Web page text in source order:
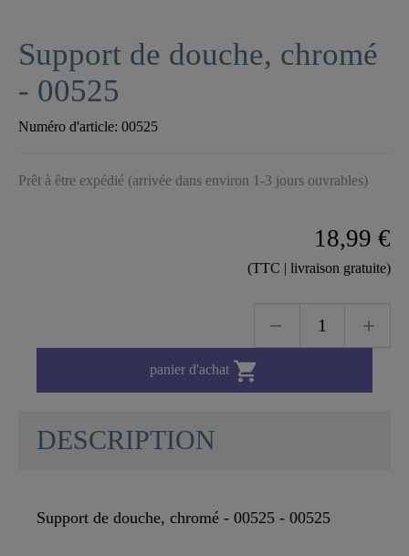
Support de douche, chromé
- 00525
Numéro d'article: 00525
Prêt à être expédié (arrivée dans environ 1-3 jours ouvrables)
18,99 €
(TTC | livraison gratuite)
panier d'achat 
DESCRIPTION
Support de douche, chromé - 00525 - 00525